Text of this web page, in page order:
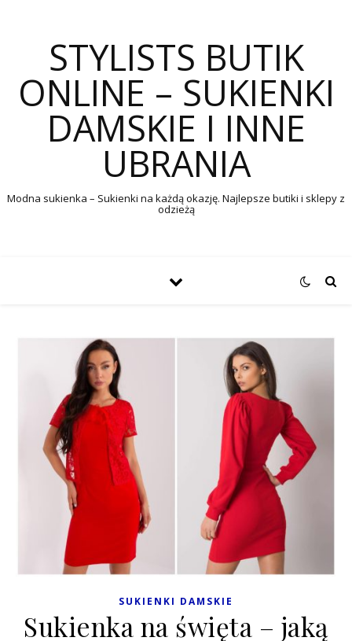
STYLISTS BUTIK
ONLINE – SUKIENKI
DAMSKIE I INNE
UBRANIA
Modna sukienka – Sukienki na każdą okazję. Najlepsze butiki i sklepy z
odzieżą
SUKIENKI DAMSKIE
Sukienka na święta – jaką